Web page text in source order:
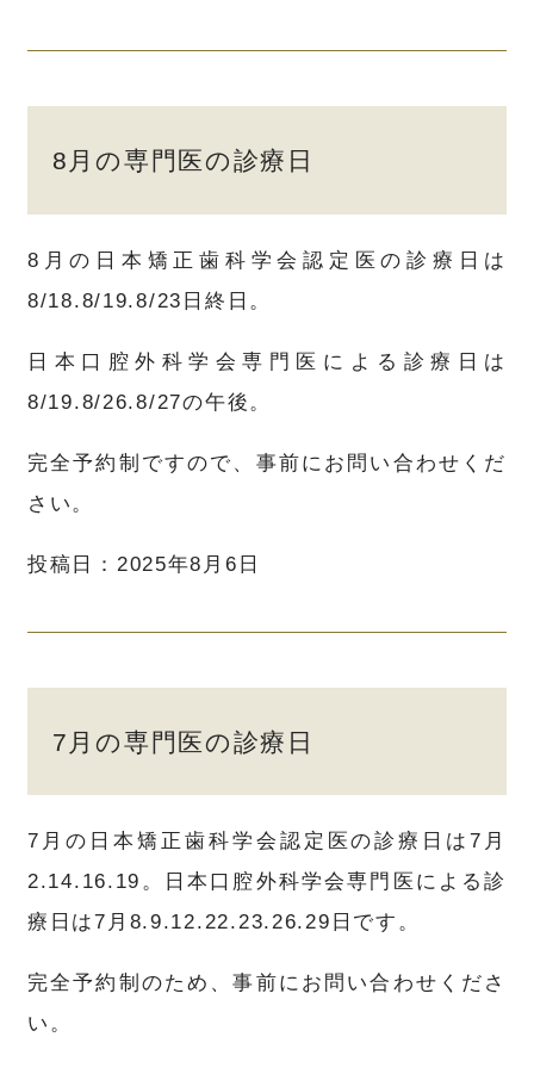
8月の専門医の診療日
8月の日本矯正歯科学会認定医の診療日は
8/18.8/19.8/23日終日。
日本口腔外科学会専門医による診療日は
8/19.8/26.8/27の午後。
完全予約制ですので、事前にお問い合わせくだ
さい。
投稿日：2025年8月6日
7月の専門医の診療日
7月の日本矯正歯科学会認定医の診療日は7月
2.14.16.19。日本口腔外科学会専門医による診
療日は7月8.9.12.22.23.26.29日です。
完全予約制のため、事前にお問い合わせくださ
い。